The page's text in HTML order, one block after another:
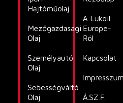
Hajtóműolaj
Mezőgazdasági
Olaj
Személyautó
Olaj
Sebességváltó
Olaj
A Lukoil
Europe-
Ról
Kapcsolat
Á.SZ.F.